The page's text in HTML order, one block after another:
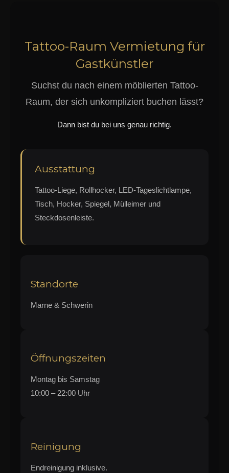
Tattoo-Raum Vermietung für
Gastkünstler
Suchst du nach einem möblierten Tattoo-
Raum, der sich unkompliziert buchen lässt?
Dann bist du bei uns genau richtig.
Ausstattung
Tattoo-Liege, Rollhocker, LED-Tageslichtlampe,
Tisch, Hocker, Spiegel, Mülleimer und
Steckdosenleiste.
Standorte
Marne & Schwerin
Öffnungszeiten
Montag bis Samstag
10:00 – 22:00 Uhr
Reinigung
Endreinigung inklusive.